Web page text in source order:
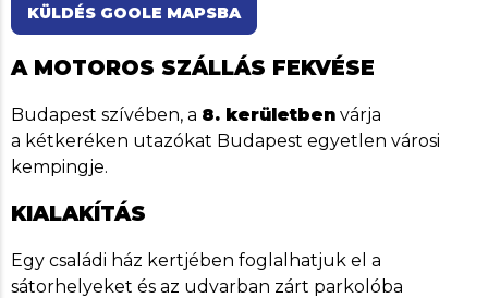
KÜLDÉS GOOLE MAPSBA
A MOTOROS SZÁLLÁS FEKVÉSE
Budapest szívében, a 8. kerületben várja
a kétkeréken utazókat Budapest egyetlen városi
kempingje.
KIALAKÍTÁS
Egy családi ház kertjében foglalhatjuk el a
sátorhelyeket és az udvarban zárt parkolóba